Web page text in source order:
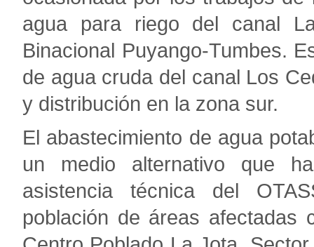
agua para riego del canal
Binacional Puyango-Tumbes.
de agua cruda del canal Los
y distribución en la zona sur.
El abastecimiento de agua
un medio alternativo que
asistencia técnica del
población de áreas afectadas